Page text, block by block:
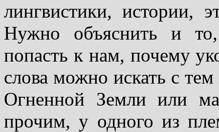
лингвистики, истории,
Нужно объяснить и
попасть к нам, почему
слова можно ис­кать с
Огненной Земли или
прочим, у одного из